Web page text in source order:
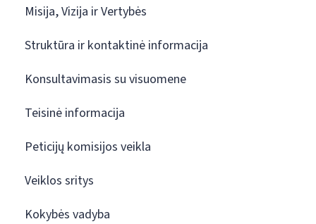
Misija, Vizija ir Vertybės
Struktūra ir kontaktinė informacija
Konsultavimasis su visuomene
Teisinė informacija
Peticijų komisijos veikla
Veiklos sritys
Kokybės vadyba